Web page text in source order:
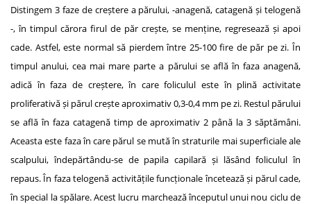
Distingem 3 faze de creștere a părului, -anagenă, catagenă și telogenă
-, în timpul cărora firul de păr crește, se menține, regresează și apoi
cade. Astfel, este normal să pierdem între 25-100 fire de păr pe zi. În
timpul anului, cea mai mare parte a părului se află în faza anagenă,
adică în faza de creștere, în care foliculul este în plină activitate
proliferativă și părul crește aproximativ 0,3-0,4 mm pe zi. Restul părului
se află în faza catagenă timp de aproximativ 2 până la 3 săptămâni.
Aceasta este faza în care părul se mută în straturile mai superficiale ale
scalpului, îndepărtându-se de papila capilară și lăsând foliculul în
repaus. În faza telogenă activitățile funcționale încetează și părul cade,
în special la spălare. Acest lucru marchează începutul unui nou ciclu de